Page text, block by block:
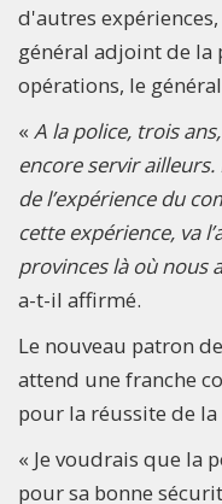
d'autres
général adjoint de la
opérations, le
« A la police, trois
encore servir
de l’expérience du
cette expérience, va
provinces là où nous
a-t-il affirmé.
Le nouveau patron
attend une franche
pour la réussite de
« Je voudrais que la
pour sa bonne